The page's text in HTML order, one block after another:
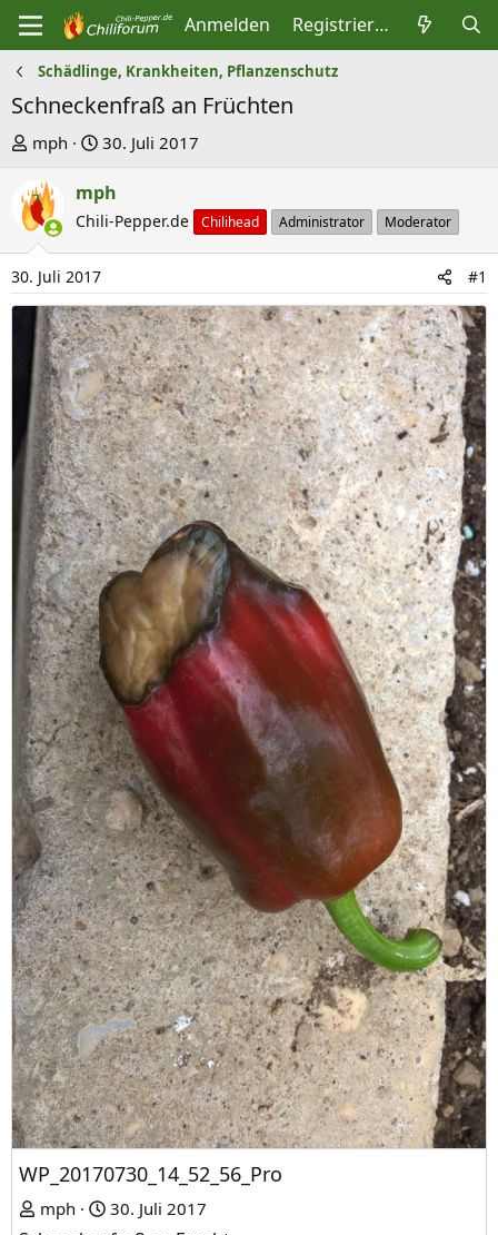
Anmelden Registrieren
Schädlinge, Krankheiten, Pflanzenschutz
Schneckenfraß an Früchten
E
s
t
e
l
l
e
r
mph
E
s
t
e
l
t
a
m
30. Juli 2017
mph
Chili-Pepper.de Chilihead Administrator Moderator
30. Juli 2017 #1
WP_20170730_14_52_56_Pro
mph 30. Juli 2017